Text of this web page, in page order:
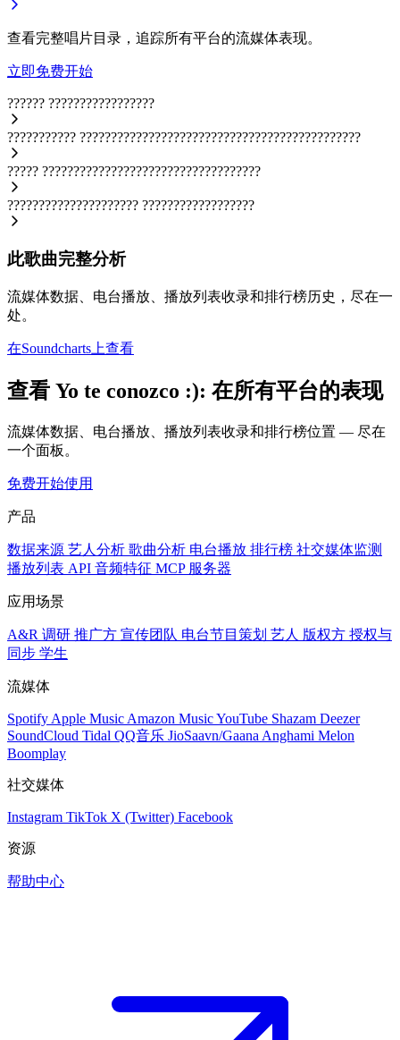
查看完整唱片目录，追踪所有平台的流媒体表现。
立即免费开始
?????? ?????????????????
??????????? ?????????????????????????????????????????????
????? ???????????????????????????????????
????????????????????? ??????????????????
此歌曲完整分析
流媒体数据、电台播放、播放列表收录和排行榜历史，尽在一
处。
在Soundcharts上查看
查看 Yo te conozco :): 在所有平台的表现
流媒体数据、电台播放、播放列表收录和排行榜位置 — 尽在
一个面板。
免费开始使用
产品
数据来源 艺人分析 歌曲分析 电台播放 排行榜 社交媒体监测
播放列表 API 音频特征 MCP 服务器
应用场景
A&R 调研 推广方 宣传团队 电台节目策划 艺人 版权方 授权与
同步 学生
流媒体
Spotify Apple Music Amazon MusicYouTube Shazam Deezer
SoundCloud Tidal QQ音乐 JioSaavn/Gaana Anghami Melon
Boomplay
社交媒体
Instagram TikTok X (Twitter) Facebook
资源
帮助中心